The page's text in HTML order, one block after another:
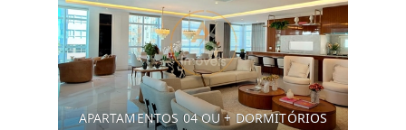
APARTAMENTOS 04 OU + DORMITÓRIOS